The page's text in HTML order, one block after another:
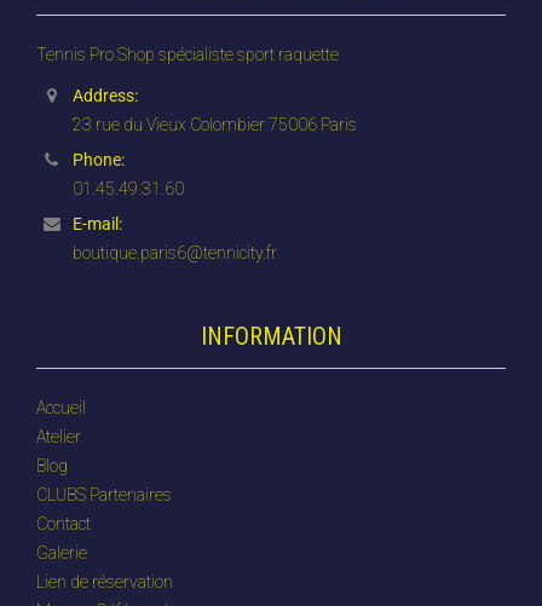
Tennis Pro Shop spécialiste sport raquette
Address:
23 rue du Vieux Colombier 75006 Paris
Phone:
01.45.49.31.60
E-mail:
boutique.paris6@tennicity.fr
INFORMATION
Accueil
Atelier
Blog
CLUBS Partenaires
Contact
Galerie
Lien de réservation